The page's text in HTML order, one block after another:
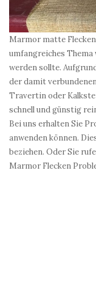
Marmor matte
umfangreiches
werden sollte.
der damit
Travertin oder
schnell und günstig
Bei uns erhalten Sie
anwenden können.
beziehen. Oder Sie
Marmor Flecken